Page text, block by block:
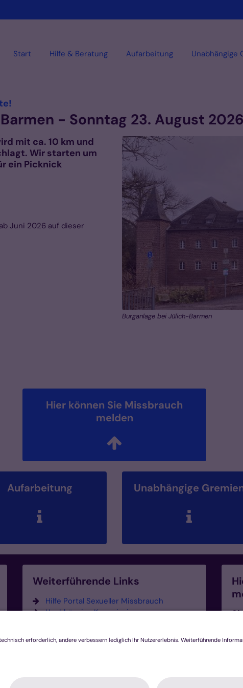
Start Hilfe & Beratung Aufarbeitung Unabhängige
- Sonntag 23. August 2026
Burganlage bei Jülich-Barmen
mit ca. 10 km und
Wir starten um
ein Picknick
Juni 2026 auf dieser
Hier können Sie Missbrauch
melden
Aufarbeitung Unabhängige
Weiterführende Links
Hilfe Portal Sexueller Missbrauch
Unabhängige Kommission zur
Unabhängige Kommission für